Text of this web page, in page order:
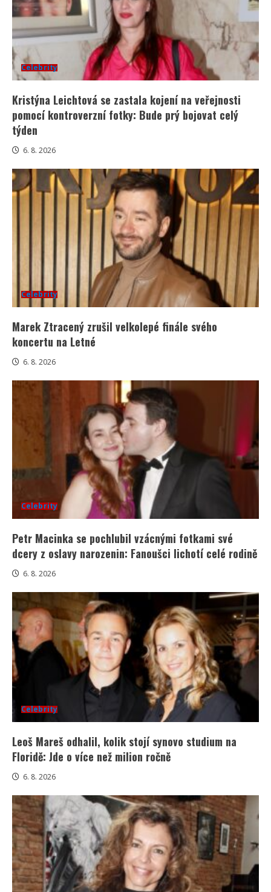
Celebrity
Kristýna Leichtová se zastala kojení na veřejnosti
pomocí kontroverzní fotky: Bude prý bojovat celý
týden
6. 8. 2026
Celebrity
Marek Ztracený zrušil velkolepé finále svého
koncertu na Letné
6. 8. 2026
Celebrity
Petr Macinka se pochlubil vzácnými fotkami své
dcery z oslavy narozenin: Fanoušci lichotí celé rodině
6. 8. 2026
Celebrity
Leoš Mareš odhalil, kolik stojí synovo studium na
Floridě: Jde o více než milion ročně
6. 8. 2026